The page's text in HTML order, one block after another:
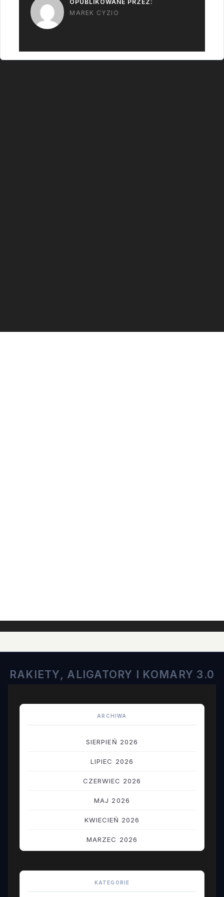
OPUBLIKOWANE PRZEZ:
MAREK CYZIO
RAKIETY, ALIGATORY I KOMARY 3.0
ARCHIWA
SIERPIEŃ 2026
LIPIEC 2026
CZERWIEC 2026
MAJ 2026
KWIECIEŃ 2026
MARZEC 2026
STYCZEŃ 2026
KATEGORIE